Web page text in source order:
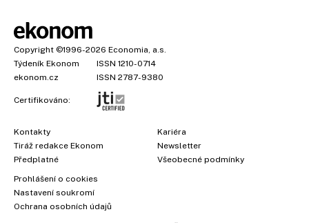
Copyright ©1996-2026 Economia, a.s.
Týdeník Ekonom
ISSN 1210-0714
ekonom.cz
ISSN 2787-9380
Certifikováno:
Kontakty
Tiráž redakce Ekonom
Předplatné
Kariéra
Newsletter
Všeobecné podmínky
Prohlášení o cookies
Nastavení soukromí
Ochrana osobních údajů